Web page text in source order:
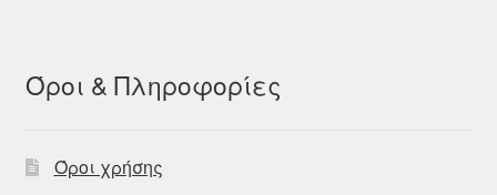
Όροι & Πληροφορίες
Όροι χρήσης